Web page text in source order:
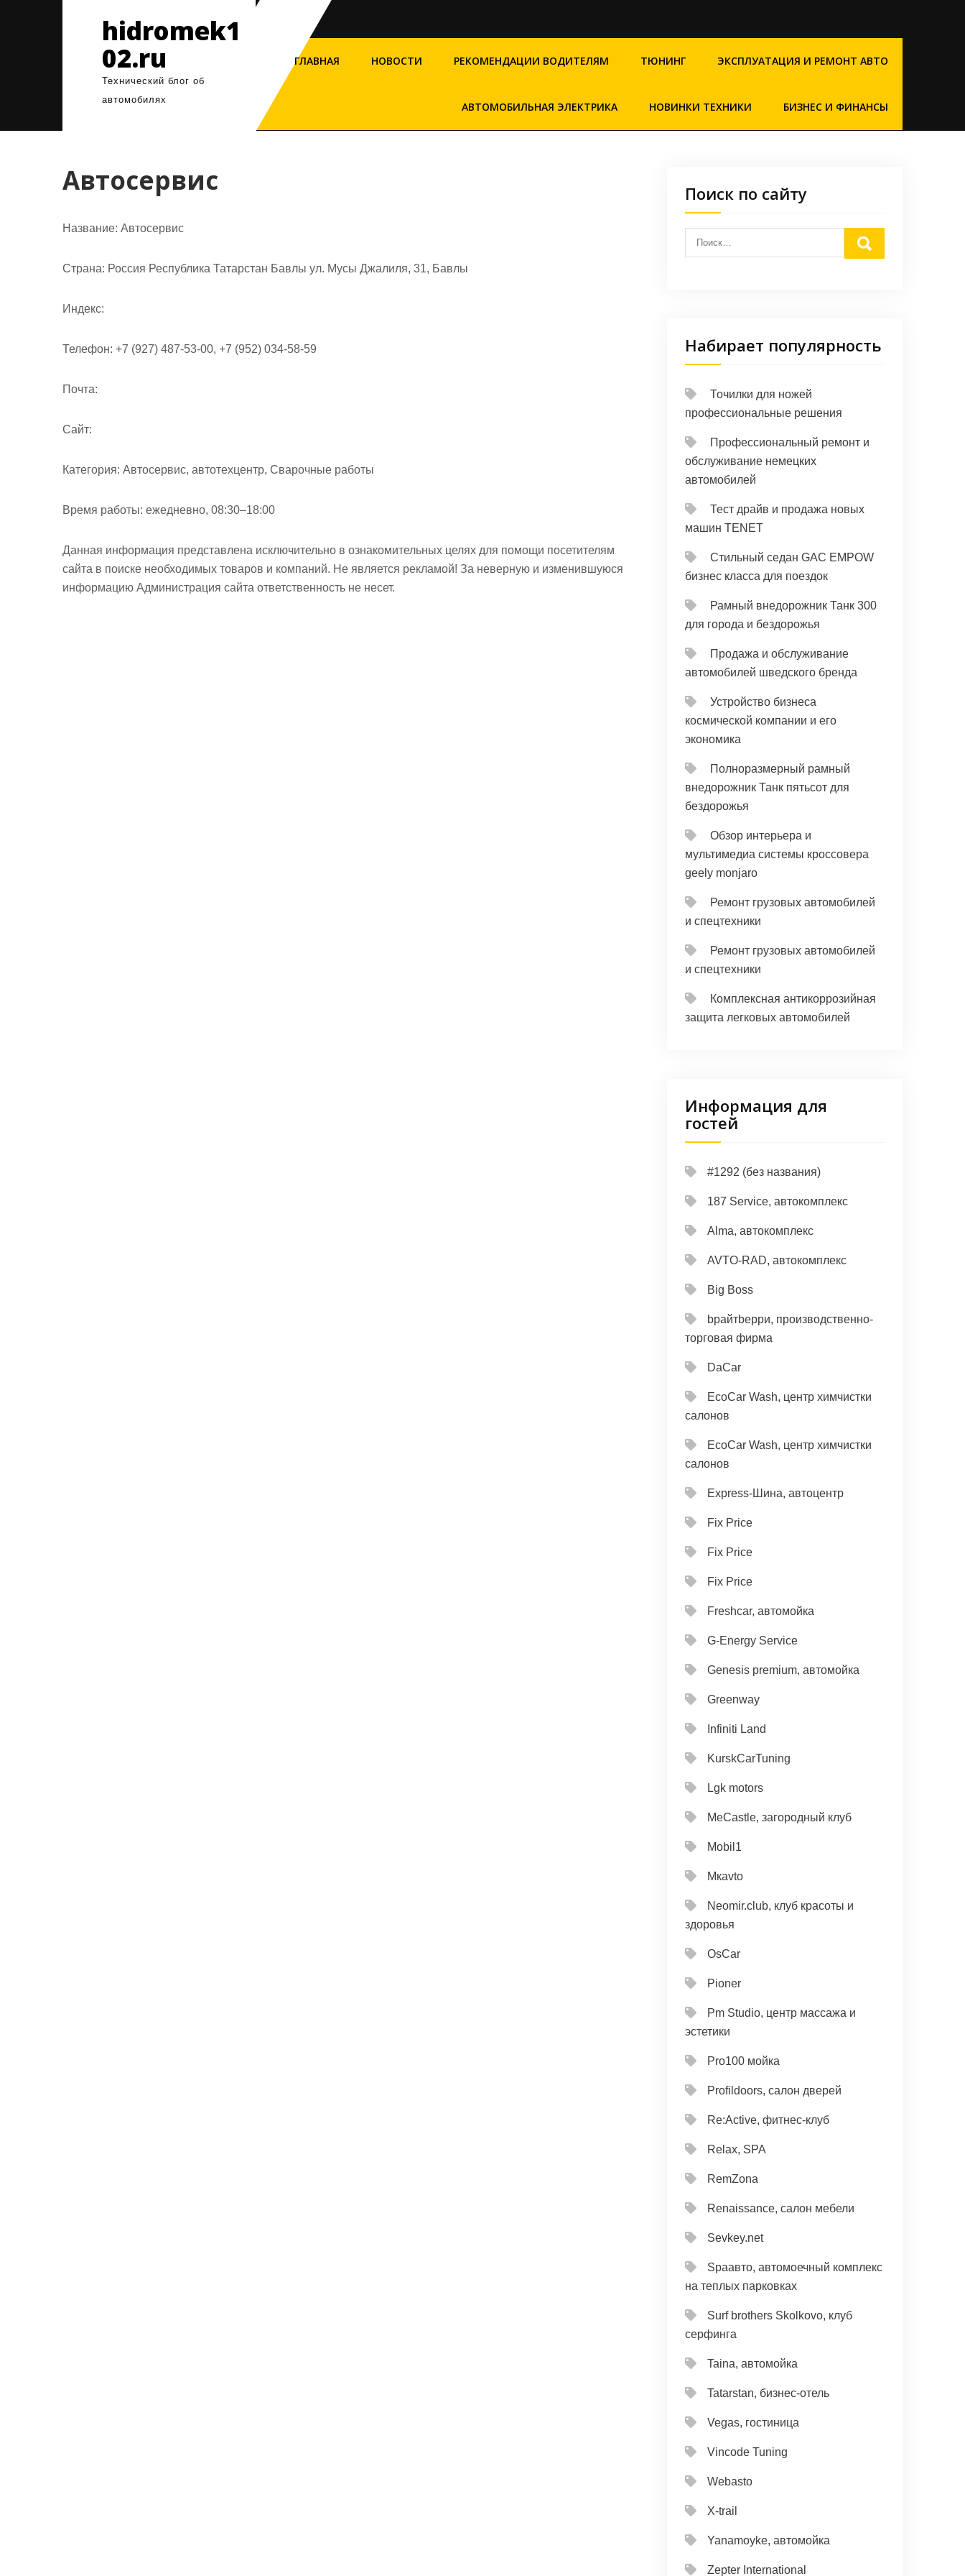
hidromek1
02.ru
Технический блог об
автомобилях
ГЛАВНАЯ НОВОСТИ РЕКОМЕНДАЦИИ ВОДИТЕЛЯМ ТЮНИНГ ЭКСПЛУАТАЦИЯ И РЕМОНТ АВТО
АВТОМОБИЛЬНАЯ ЭЛЕКТРИКА НОВИНКИ ТЕХНИКИ БИЗНЕС И ФИНАНСЫ
Автосервис
Название: Автосервис
Страна: Россия Республика Татарстан Бавлы ул. Мусы Джалиля, 31, Бавлы
Индекс:
Телефон: +7 (927) 487-53-00, +7 (952) 034-58-59
Почта:
Cайт:
Категория: Автосервис, автотехцентр, Сварочные работы
Время работы: ежедневно, 08:30–18:00
Данная информация представлена исключительно в ознакомительных целях для помощи посетителям
сайта в поиске необходимых товаров и компаний. Не является рекламой! За неверную и изменившуюся
информацию Администрация сайта ответственность не несет.
Поиск по сайту
Набирает популярность
Точилки для ножей
профессиональные решения
Профессиональный ремонт и
обслуживание немецких
автомобилей
Тест драйв и продажа новых
машин TENET
Стильный седан GAC EMPOW
бизнес класса для поездок
Рамный внедорожник Танк 300
для города и бездорожья
Продажа и обслуживание
автомобилей шведского бренда
Устройство бизнеса
космической компании и его
экономика
Полноразмерный рамный
внедорожник Танк пятьсот для
бездорожья
Обзор интерьера и
мультимедиа системы кроссовера
geely monjaro
Ремонт грузовых автомобилей
и спецтехники
Ремонт грузовых автомобилей
и спецтехники
Комплексная антикоррозийная
защита легковых автомобилей
Информация для
гостей
#1292 (без названия)
187 Service, автокомплекс
Alma, автокомплекс
AVTO-RAD, автокомплекс
Big Boss
bрайтbерри, производственно-
торговая фирма
DaCar
EcoCar Wash, центр химчистки
салонов
EcoCar Wash, центр химчистки
салонов
Express-Шина, автоцентр
Fix Price
Fix Price
Fix Price
Freshcar, автомойка
G-Energy Service
Genesis premium, автомойка
Greenway
Infiniti Land
KurskCarTuning
Lgk motors
MeCastle, загородный клуб
Mobil1
Mкavto
Neomir.club, клуб красоты и
здоровья
OsCar
Pioner
Pm Studio, центр массажа и
эстетики
Pro100 мойка
Profildoors, салон дверей
Re:Active, фитнес-клуб
Relax, SPA
RemZona
Renaissance, салон мебели
Sevkey.net
Spaавто, автомоечный комплекс
на теплых парковках
Surf brothers Skolkovo, клуб
серфинга
Taina, автомойка
Tatarstan, бизнес-отель
Vegas, гостиница
Vincode Tuning
Webasto
X-trail
Yanamoyke, автомойка
Zepter International